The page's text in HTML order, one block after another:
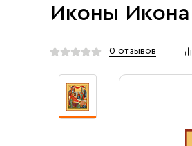
Иконы
Услуги
Иконы
0 отзывов